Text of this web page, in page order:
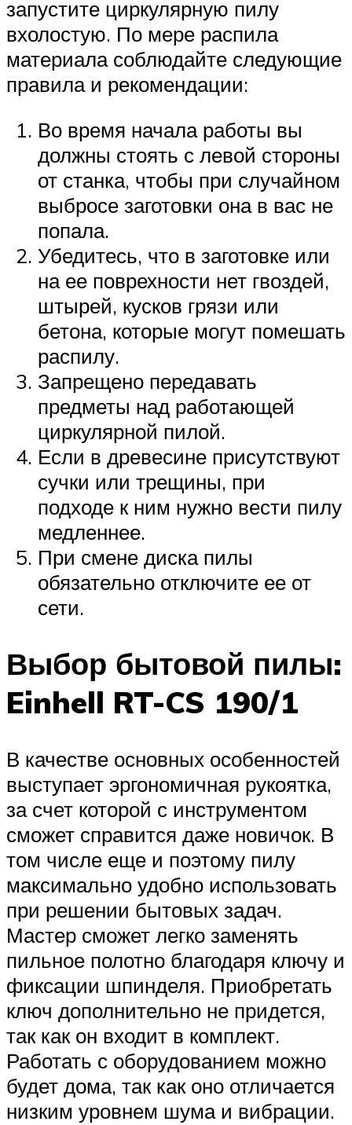
запустите циркулярную пилу
вхолостую. По мере распила
материала соблюдайте следующие
правила и рекомендации:
Во время начала работы вы
должны стоять с левой стороны
от станка, чтобы при случайном
выбросе заготовки она в вас не
попала.
Убедитесь, что в заготовке или
на ее поврехности нет гвоздей,
штырей, кусков грязи или
бетона, которые могут помешать
распилу.
Запрещено передавать
предметы над работающей
циркулярной пилой.
Если в древесине присутствуют
сучки или трещины, при
подходе к ним нужно вести пилу
медленнее.
При смене диска пилы
обязательно отключите ее от
сети.
Выбор бытовой пилы:
Einhell RT-CS 190/1
В качестве основных особенностей
выступает эргономичная рукоятка,
за счет которой с инструментом
сможет справится даже новичок. В
том числе еще и поэтому пилу
максимально удобно использовать
при решении бытовых задач.
Мастер сможет легко заменять
пильное полотно благодаря ключу и
фиксации шпинделя. Приобретать
ключ дополнительно не придется,
так как он входит в комплект.
Работать с оборудованием можно
будет дома, так как оно отличается
низким уровнем шума и вибрации.